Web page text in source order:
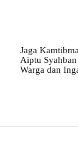
Jaga
Aiptu
Warga dan